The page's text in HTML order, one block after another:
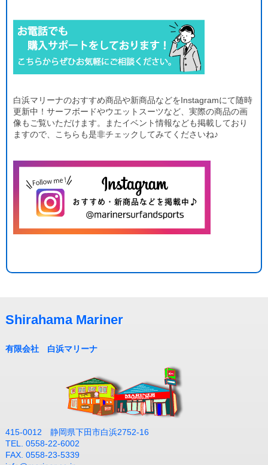
白浜マリーナのおすすめ商品や新商品などをInstagramにて随時
更新中！サーフボードやウエットスーツなど、実際の商品の画
像もご覧いただけます。またイベント情報なども掲載しており
ますので、こちらも是非チェックしてみてくださいね♪
Shirahama Mariner
有限会社 白浜マリーナ
415-0012 静岡県下田市白浜2752-16
TEL. 0558-22-6002
FAX. 0558-23-5339